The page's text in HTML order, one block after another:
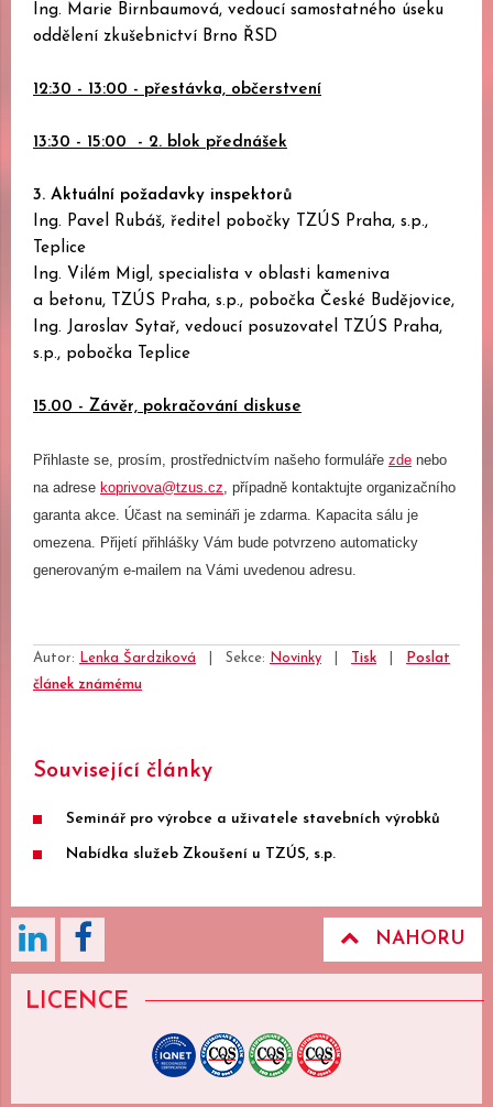
Ing. Marie Birnbaumová, vedoucí samostatného úseku
oddělení zkušebnictví Brno ŘSD
12:30 - 13:00 - přestávka, občerstvení
13:30 - 15:00 - 2. blok přednášek
3. Aktuální požadavky inspektorů
Ing. Pavel Rubáš, ředitel pobočky TZÚS Praha, s.p.,
Teplice
Ing. Vilém Migl, specialista v oblasti kameniva
a betonu, TZÚS Praha, s.p., pobočka České Budějovice,
Ing. Jaroslav Sytař, vedoucí posuzovatel TZÚS Praha,
s.p., pobočka Teplice
15.00 - Závěr, pokračování diskuse
Přihlaste se, prosím, prostřednictvím našeho formuláře zde nebo
na adrese koprivova@tzus.cz , případně kontaktujte organizačního
garanta akce. Účast na semináři je zdarma. Kapacita sálu je
omezena. Přijetí přihlášky Vám bude potvrzeno automaticky
generovaným e-mailem na Vámi uvedenou adresu.
Autor: Lenka Šardziková Sekce: Novinky Tisk
Poslat
článek známému
Související články
Seminář pro výrobce a uživatele stavebních výrobků
Nabídka služeb Zkoušení u TZÚS, s.p.
NAHORU
LICENCE